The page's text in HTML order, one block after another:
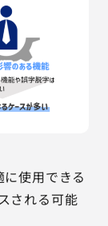
に使用できる
される可能